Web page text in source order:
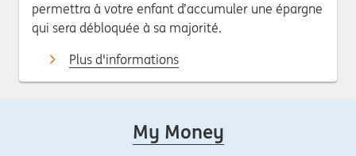
permettra à votre enfant d’accumuler une épargne
qui sera débloquée à sa majorité.
Plus d'informations
My Money